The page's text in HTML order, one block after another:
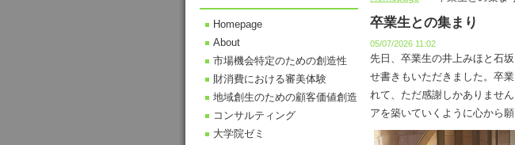
卒業生との集まり
05/07/2026 11:02
先日、卒業生の井上みほと石
せ書きもいただきました。卒
れて、ただ感謝しかありませ
アを築いていくように心から願
Homepage
About
市場機会特定のための創造性
財消費における審美体験
地域創生のための顧客価値創造
コンサルティング
大学院ゼミ